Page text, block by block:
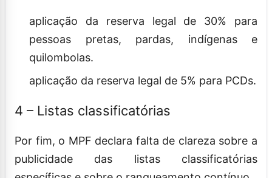
aplicação da reserva legal de 30% para
pessoas pretas, pardas, indígenas e
quilombolas.
aplicação da reserva legal de 5% para PCDs.
4 – Listas classificatórias
Por fim, o MPF declara falta de clareza sobre a
publicidade das listas classificatórias